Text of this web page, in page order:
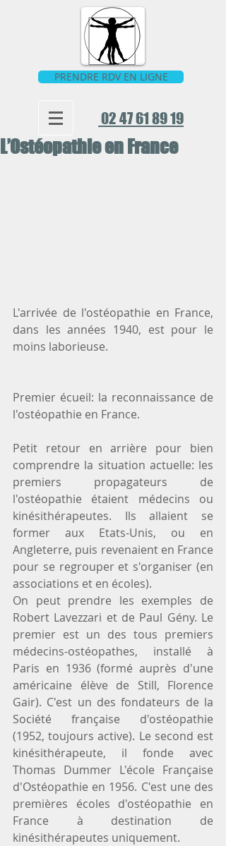
PRENDRE RDV EN LIGNE
02 47 61 89 19
L’Ostéopathie en France
L'arrivée de l'ostéopathie en France,
dans les années 1940, est pour le
moins laborieuse.
Premier écueil: la reconnaissance de
l'ostéopathie en France.
Petit retour en arrière pour bien
comprendre la situation actuelle: les
premiers propagateurs de
l'ostéopathie étaient médecins ou
kinésithérapeutes. Ils allaient se
former aux Etats-Unis, ou en
Angleterre, puis revenaient en France
pour se regrouper et s'organiser (en
associations et en écoles).
On peut prendre les exemples de
Robert Lavezzari et de Paul Gény. Le
premier est un des tous premiers
médecins-ostéopathes, installé à
Paris en 1936 (formé auprès d'une
américaine élève de Still, Florence
Gair). C'est un des fondateurs de la
Société française d'ostéopathie
(1952, toujours active). Le second est
kinésithérapeute, il fonde avec
Thomas Dummer L'école Française
d'Ostéopathie en 1956. C'est une des
premières écoles d'ostéopathie en
France à destination de
kinésithérapeutes uniquement.